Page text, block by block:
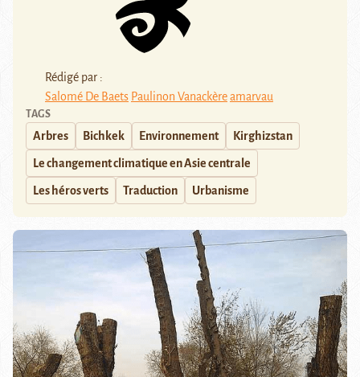
Rédigé par :
Salomé De Baets Paulinon Vanackèreamarvau
TAGS
Arbres Bichkek Environnement Kirghizstan
Le changement climatique en Asie centrale
Les héros verts Traduction Urbanisme